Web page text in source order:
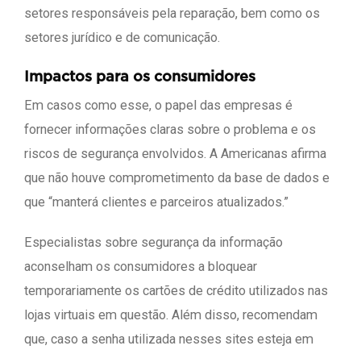
setores responsáveis pela reparação, bem como os
setores jurídico e de comunicação.
Impactos para os consumidores
Em casos como esse, o papel das empresas é
fornecer informações claras sobre o problema e os
riscos de segurança envolvidos. A Americanas afirma
que não houve comprometimento da base de dados e
que “manterá clientes e parceiros atualizados.”
Especialistas sobre segurança da informação
aconselham os consumidores a bloquear
temporariamente os cartões de crédito utilizados nas
lojas virtuais em questão. Além disso, recomendam
que, caso a senha utilizada nesses sites esteja em